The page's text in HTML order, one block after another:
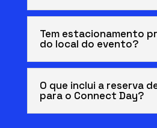
Tem estacionamento
do local do evento?
O que inclui a reserva
para o Connect Day?